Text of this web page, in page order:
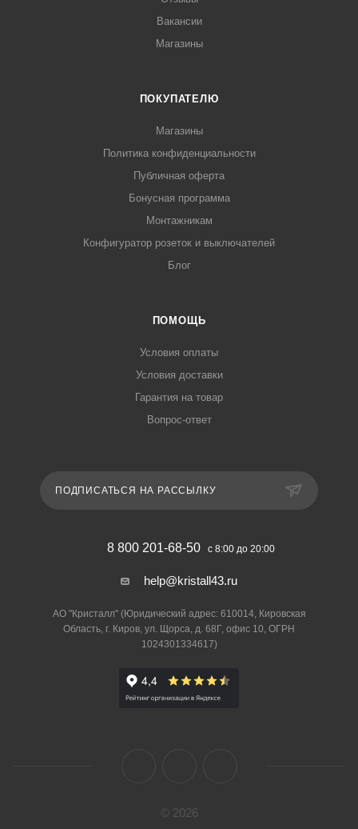
Вакансии
Магазины
ПОКУПАТЕЛЮ
Магазины
Политика конфиденциальности
Публичная оферта
Бонусная программа
Монтажникам
Конфигуратор розеток и выключателей
Блог
ПОМОЩЬ
Условия оплаты
Условия доставки
Гарантия на товар
Вопрос-ответ
ПОДПИСАТЬСЯ НА РАССЫЛКУ
8 800 201-68-50 с 8:00 до 20:00
help@kristall43.ru
АО "Кристалл" (Юридический адрес: 610014, Кировская
Область, г. Киров, ул. Щорса, д. 68Г, офис 10, ОГРН
1024301334617)
© 2026